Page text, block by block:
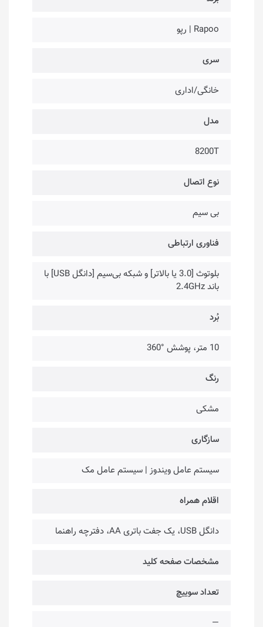
Rapoo | رپو
سری
خانگی/اداری
مدل
8200T
نوع اتصال
بی سیم
فناوری ارتباطی
بلوتوث [3.0 یا بالاتر] و شبکه بی‌سیم [دانگل USB] با
باند 2.4GHz
بُرد
10 متر، پوشش °360
رنگ
مشکی
سازگاری
سیستم عامل ویندوز | سیستم عامل مک
اقلام همراه
دانگل USB، یک جفت باتری AA، دفترچه راهنما
مشخصات صفحه کلید
تعداد سوییچ
—